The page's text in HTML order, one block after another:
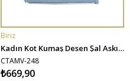
SEPETE EKLE
Biriz
Kadın Kot Kumaş Desen Şal Askılı El ve Omuz Çantacı - Açık Mavi
CTAMV-248
₺669,90